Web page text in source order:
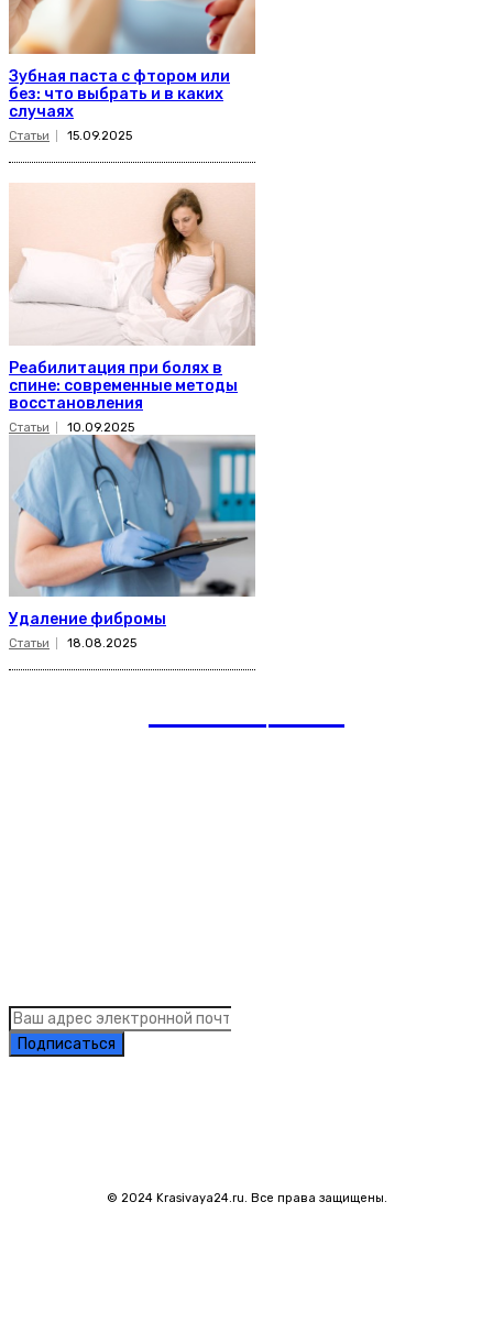
Зубная паста с фтором или
без: что выбрать и в каких
случаях
Статьи 15.09.2025
Реабилитация при болях в
спине: современные методы
восстановления
Статьи 10.09.2025
Удаление фибромы
Статьи 18.08.2025
Подписаться
© 2024 Krasivaya24.ru. Все права защищены.